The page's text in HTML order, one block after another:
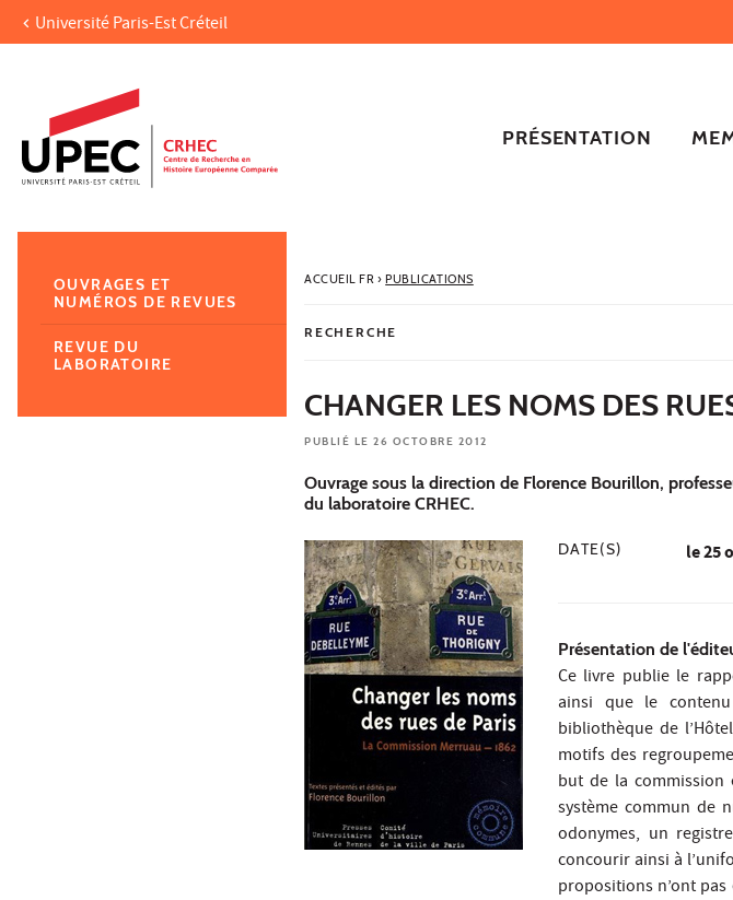
Aller au contenu
Recherche
Navigation secondaire
Université Paris-Est Créteil
PRÉSENTATION
ACCUEIL FR› PUBLICATIONS
RECHERCHE
CHANGER LES NOMS DES
PUBLIÉ LE 26 OCTOBRE 2012
Ouvrage sous la direction de Florence Bourillon,
du laboratoire CRHEC.
DATE(S) le25
Présentation de
Ce livre publie le
ainsi que le
bibliothèque de
motifs des
but de la commission
système commun de
odonymes, un
concourir ainsi à
propositions n’ont pas
OUVRAGES ET
NUMÉROS DE REVUES
REVUE DU
LABORATOIRE